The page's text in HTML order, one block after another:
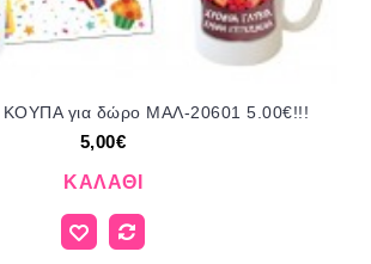
για δώρο ΜΑΛ-20601 5.00€!!!
5,00€
ΚΑΛΆΘΙ